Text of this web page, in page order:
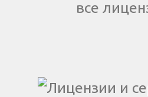
все